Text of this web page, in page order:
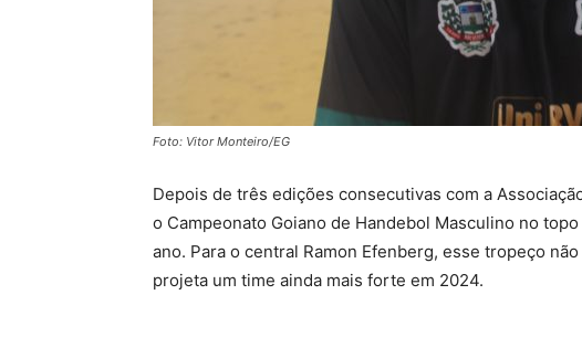
Foto: Vitor Monteiro/EG
Depois de três edições consecutivas com a
o Campeonato Goiano de Handebol Masculino no
ano. Para o central Ramon Efenberg, esse tropeço
projeta um time ainda mais forte em 2024.